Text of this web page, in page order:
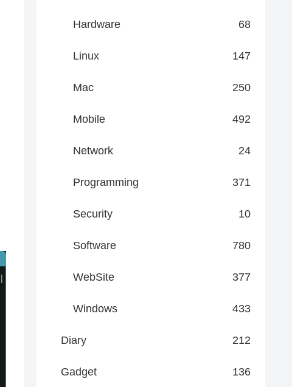
Hardware 68
Linux 147
Mac 250
Mobile 492
Network 24
Programming 371
Security 10
Software 780
WebSite 377
Windows 433
Diary 212
Gadget 136